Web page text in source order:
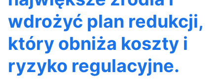
wdrożyć plan redukcji,
który obniża koszty i
ryzyko regulacyjne.